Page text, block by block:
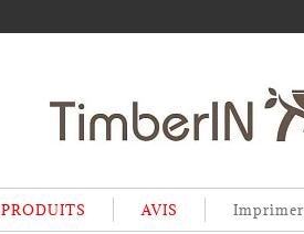
PRODUITS AVIS Imprimer